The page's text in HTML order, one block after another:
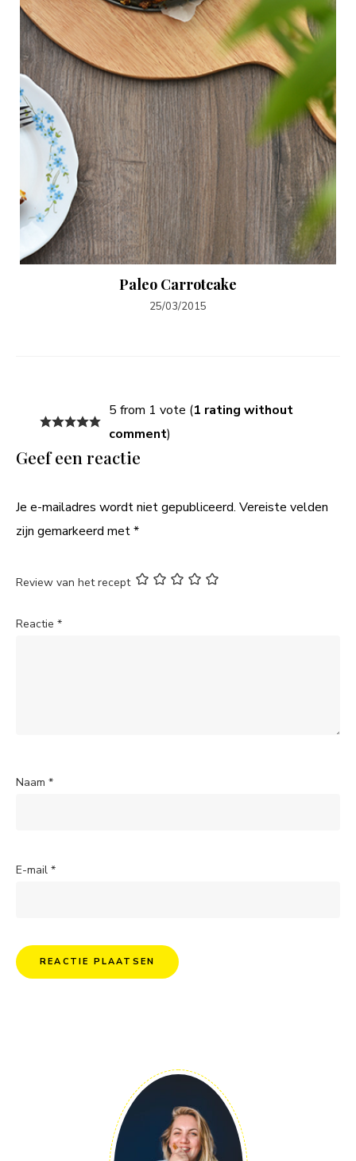
Paleo Carrotcake
25/03/2015
5 from 1 vote (1 rating without
comment)
Geef een reactie
Je e-mailadres wordt niet gepubliceerd. Vereiste velden
zijn gemarkeerd met*
Review van het recept
Reactie *
Naam *
E-mail *